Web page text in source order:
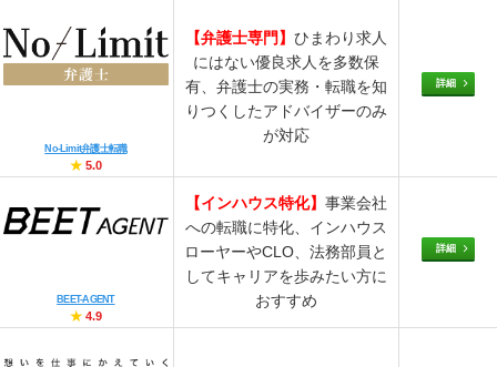
No-Limit弁護士転職
★5.0
【弁護士専門】 ひまわり求人
にはない優良求人を多数保
有、弁護士の実務・転職を知
りつくしたアドバイザーのみ
が対応
詳細
BEET-AGENT
★4.9
【インハウス特化】 事業会社
への転職に特化、インハウス
ローヤーやCLO、法務部員と
してキャリアを歩みたい方に
おすすめ
詳細